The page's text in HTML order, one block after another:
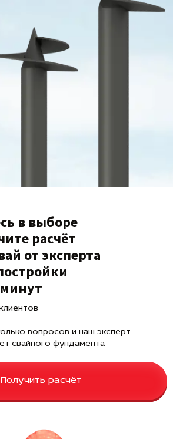
в выборе
расчёт
от эксперта
минут
вопросов и наш эксперт
свайного фундамента
Получить расчёт